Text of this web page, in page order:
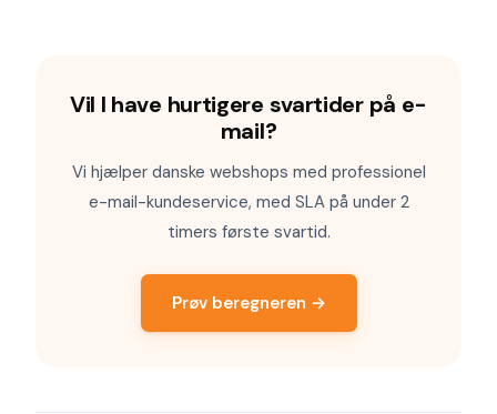
Vil I have hurtigere svartider på e-
mail?
Vi hjælper danske webshops med professionel
e-mail-kundeservice, med SLA på under 2
timers første svartid.
Prøv beregneren →